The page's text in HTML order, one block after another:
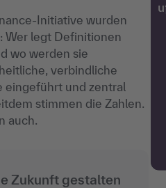
Initiative wurden
Wer legt Definitionen
wo werden sie
verbindliche
eingeführt und zentral
stimmen die Zahlen.
auch.
Zukunft gestalten